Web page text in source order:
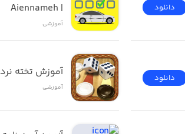
دانلود
دانلود
| Aiennameh
آموزشی
آموزش تخته نرد
آموزشی